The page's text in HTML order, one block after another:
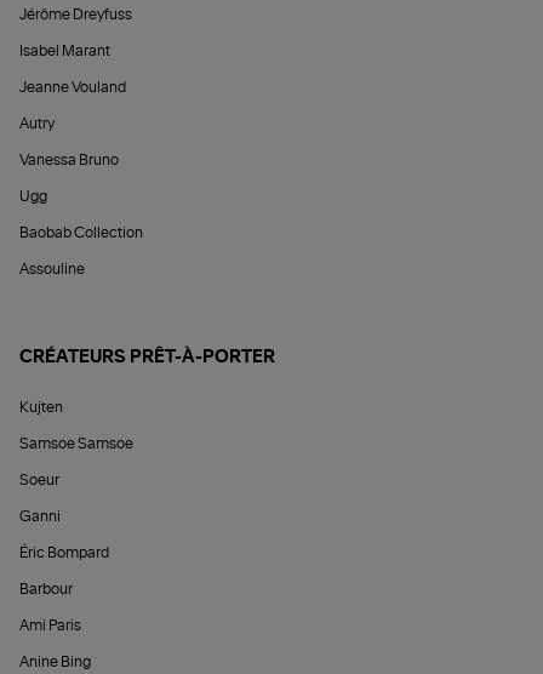
Jérôme Dreyfuss
Isabel Marant
Jeanne Vouland
Autry
Vanessa Bruno
Ugg
Baobab Collection
Assouline
CRÉATEURS PRÊT-À-PORTER
Kujten
Samsoe Samsoe
Soeur
Ganni
Éric Bompard
Barbour
Ami Paris
Anine Bing